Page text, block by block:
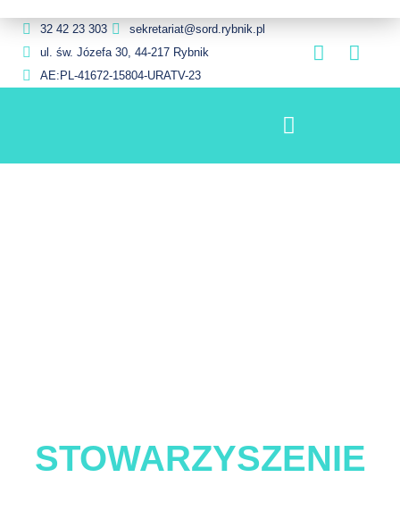
32 42 23 303
sekretariat@sord.rybnik.pl
ul. św. Józefa 30, 44-217 Rybnik
AE:PL-41672-15804-URATV-23
STOWARZYSZENIE